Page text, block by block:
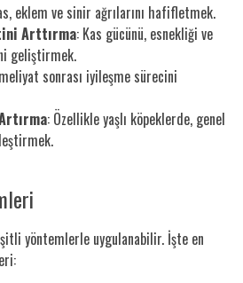
eklem ve sinir ağrılarını hafifletmek.
Arttırma: Kas gücünü, esnekliği ve
geliştirmek.
sonrası iyileşme sürecini
: Özellikle yaşlı köpeklerde, genel
yöntemlerle uygulanabilir. İşte en